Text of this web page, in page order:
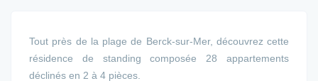
Tout près de la plage de Berck-sur-Mer, découvrez cette
résidence de standing composée 28 appartements
déclinés en 2 à 4 pièces.